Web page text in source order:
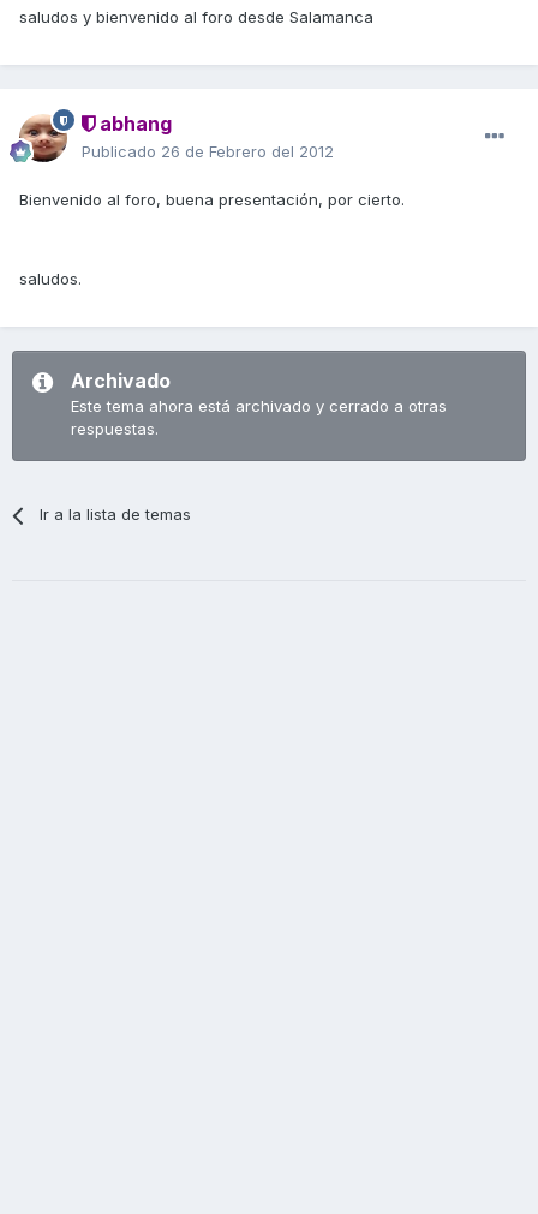
saludos y bienvenido al foro desde Salamanca
abhang
Publicado 26 de Febrero del 2012
Bienvenido al foro, buena presentación, por cierto.
saludos.
Archivado
Este tema ahora está archivado y cerrado a otras
respuestas.
Ir a la lista de temas